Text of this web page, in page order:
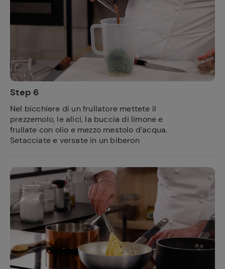
Step 6
Nel bicchiere di un frullatore mettete il
prezzemolo, le alici, la buccia di limone e
frullate con olio e mezzo mestolo d’acqua.
Setacciate e versate in un biberon
Ricette
preferite